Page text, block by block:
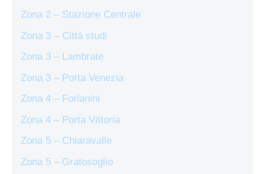
Zona 2 – Stazione Centrale
Zona 3 – Città studi
Zona 3 – Lambrate
Zona 3 – Porta Venezia
Zona 4 – Forlanini
Zona 4 – Porta Vittoria
Zona 5 – Chiaravalle
Zona 5 – Gratosoglio